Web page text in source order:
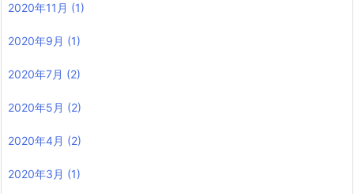
2020年11月 (1)
2020年9月 (1)
2020年7月 (2)
2020年5月 (2)
2020年4月 (2)
2020年3月 (1)